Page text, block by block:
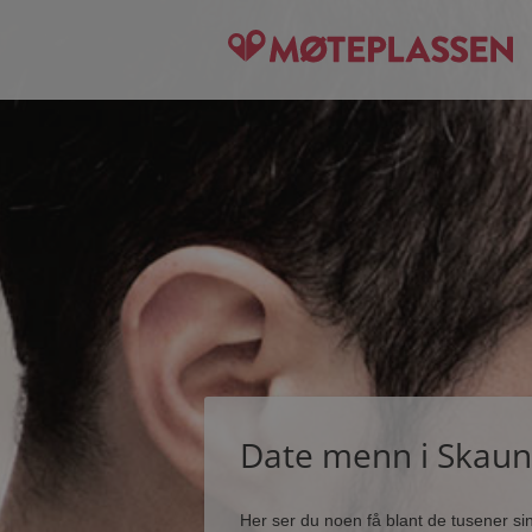
Date menn i Skaun
Her ser du noen få blant de tusener